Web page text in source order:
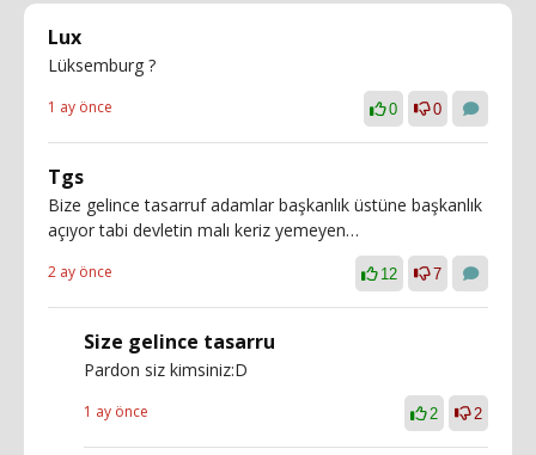
Lux
Lüksemburg ?
1 ay önce 0 0
Tgs
Bize gelince tasarruf adamlar başkanlık üstüne başkanlık
açıyor tabi devletin malı keriz yemeyen…
2 ay önce 12 7
Size gelince tasarru
Pardon siz kimsiniz:D
1 ay önce 2 2